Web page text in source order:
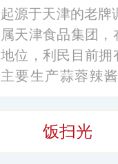
起源于天津的老牌
属天津食品集团
地位，利民目前
主要生产蒜蓉辣
子品牌。更多
饭扫光